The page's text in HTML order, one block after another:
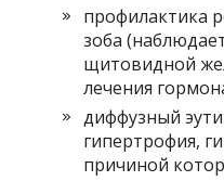
профилактика
зоба
щитовидной
лечения
диффузный
гипертрофия,
причиной